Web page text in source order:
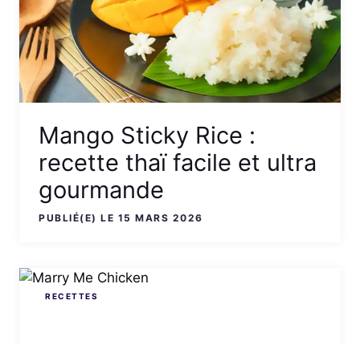
Mango Sticky Rice :
recette thaï facile et ultra
gourmande
PUBLIÉ(E) LE 15 MARS 2026
RECETTES